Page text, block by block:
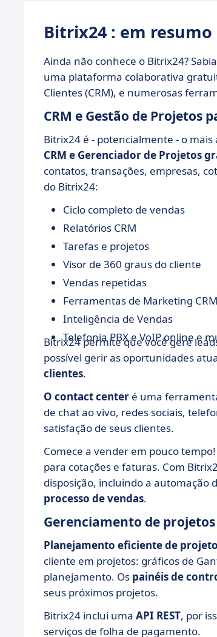
Bitrix24 : em resumo
Ainda não conhece o Bitrix24?
uma plataforma colaborativa
Clientes (CRM), e numerosas
CRM e Gestão de Projetos
Bitrix24 é - potencialmente - o
CRM e Gerenciador de Projetos
contatos, transações, empresas,
do Bitrix24:
Ciclo completo de vendas
Relatórios CRM
Tarefas e projetos
Visor de 360 graus do cliente
Vendas repetidas
Ferramentas de Marketing CRM
Inteligência de Vendas
Telefonia PBX e VoIP online e
Bitrix24 permite que você gere
possível gerir as oportunidades
clientes.
O contact center é uma
de chat ao vivo, redes sociais,
satisfação de seus clientes.
Comece a vender em pouco
para cotações e faturas. Com
disposição, incluindo a automação
processo de vendas.
Gerenciamento de projetos
Planejamento eficiente de
cliente em projetos: gráficos de
planejamento. Os painéis de
seus próximos projetos.
Bitrix24 inclui uma API REST, por
serviços de folha de pagamento.